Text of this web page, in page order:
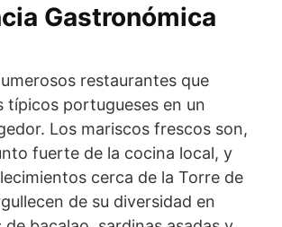
Gastronómica
restaurantes que
típicos portugueses en un
Los mariscos frescos son,
fuerte de la cocina local, y
cerca de la Torre de
de su diversidad en